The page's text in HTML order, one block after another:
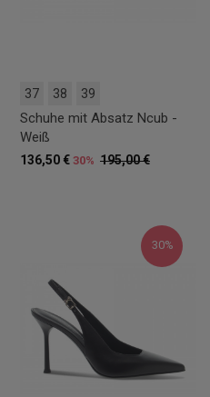
37 38 39
Schuhe mit Absatz Ncub -
Weiß
195,00 €
136,50 € 30%
30%